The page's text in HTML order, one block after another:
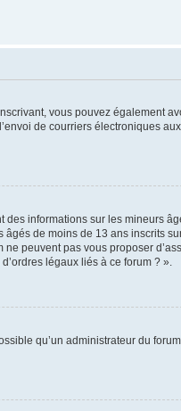
vous pouvez également
de courriers électroniques
des informations sur les mineurs
de moins de 13 ans inscrits
peuvent pas vous proposer
légaux liés à ce forum ? ».
qu’un administrateur du